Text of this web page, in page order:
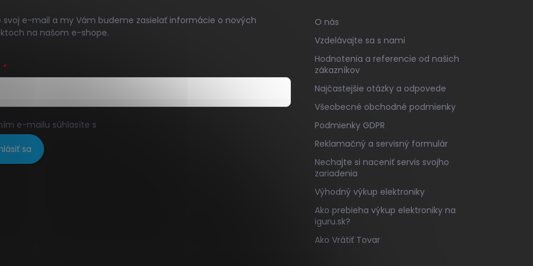
svoj e-mail a my Vám budeme zasielať informácie o nových
na našom e-shope.
e-mailu súhlasíte s
sa
O nás
Vzdelávajte sa s nami
Hodnotenia a referencie od našich
zákazníkov
Najčastejšie otázky a odpovede
Všeobecné obchodné podmienky
Podmienky GDPR
Reklamačný a servisný formulár
Nechajte si naceniť servis svojho
zariadenia
Výhodný výkup elektroniky
Ako prebieha výkup elektroniky na
iguru.sk?
Ako Vrátiť Tovar